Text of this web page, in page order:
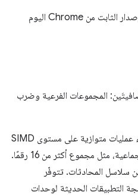
يمكنك استخدام هذه الميزات في الإصدار الثابت من Chrome اليوم
المجموعات الفرعية وضرب
تتيح ميزة المجموعات الفرعية إجراء عمليات متوازية على مستوى SIMD
للتواصل أو لإجراء عمليات حسابية جماعية، مثل مجموع أكثر من 16 رقمًا.
سلاسل المحادثات. تتوفّر
التطبيقات الحديثة لوحدات